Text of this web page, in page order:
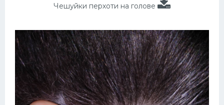
Чешуйки перхоти на голове